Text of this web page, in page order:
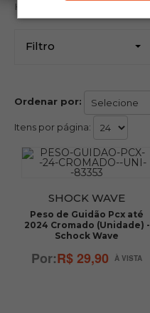
Filtro
Ordenar por:
Itens por página:
SHOCK WAVE
Peso de Guidão Pcx até
2024 Cromado (Unidade) -
Schock Wave
R$ 29,90